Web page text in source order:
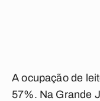
A ocupação de
57%. Na Grande